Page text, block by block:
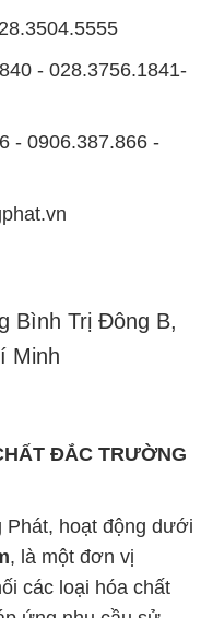
- 028.3756.1841-
- 0906.387.866 -
Bình Trị Đông B,
Minh
ĐẮC TRƯỜNG
hoạt động dưới
, là một đơn vị
các loại hóa chất